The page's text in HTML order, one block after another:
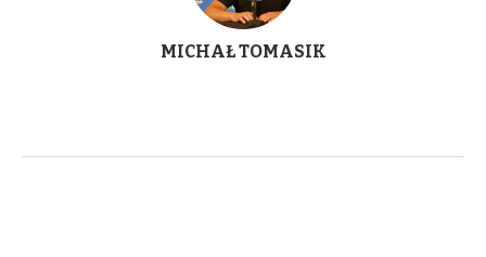
MICHAŁ TOMASIK